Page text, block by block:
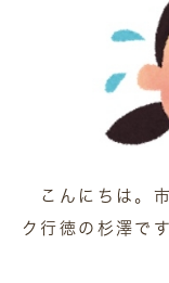
こんにちは。市
ク行徳の杉澤です